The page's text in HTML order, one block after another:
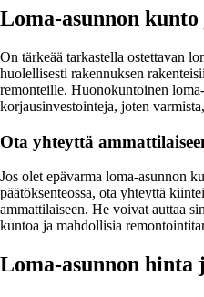
Loma-asunnon
On tärkeää tarkastella ostettavan
huolellisesti rakennuksen
remonteille. Huonokuntoinen
korjausinvestointeja, joten
Ota yhteyttä
Jos olet epävarma loma-asunnon
päätöksenteossa, ota yhteyttä
ammattilaiseen. He voivat auttaa
kuntoa ja mahdollisia
Loma-asunnon hinta